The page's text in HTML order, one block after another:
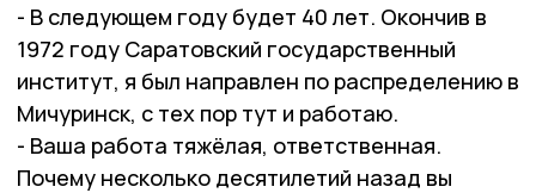
- В следующем году будет 40 лет. Окончив в
1972 году Саратовский государственный
институт, я был направлен по распределению в
Мичуринск, с тех пор тут и работаю.
- Ваша работа тяжёлая, ответственная.
Почему несколько десятилетий назад вы